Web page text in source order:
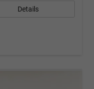
Details